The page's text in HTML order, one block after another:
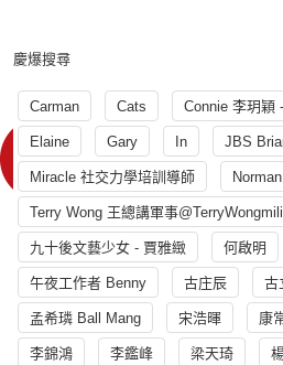
慶爆搜尋
Carman Cats Connie 李玥穎
Elaine Gary In JBS
Miracle 社交力學培訓導師 Norman
Terry Wong 王總講軍事
九十後文藝少女 - 賈雅緻 何啟明
午夜工作者 Benny 古庄辰 古
孟希璘 Ball Mang 宋浩暉 康
李錦鴻 李鑑峰 梁天琦